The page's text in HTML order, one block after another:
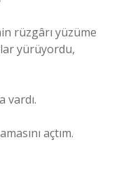
rüzgârı yüzüme
yürüyordu,
vardı.
açtım.